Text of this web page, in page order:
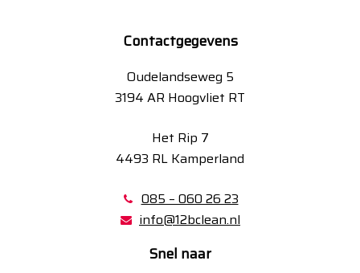
Contactgegevens
Oudelandseweg 5
3194 AR Hoogvliet RT
Het Rip 7
4493 RL Kamperland
085 – 060 26 23
info@12bclean.nl
Snel naar